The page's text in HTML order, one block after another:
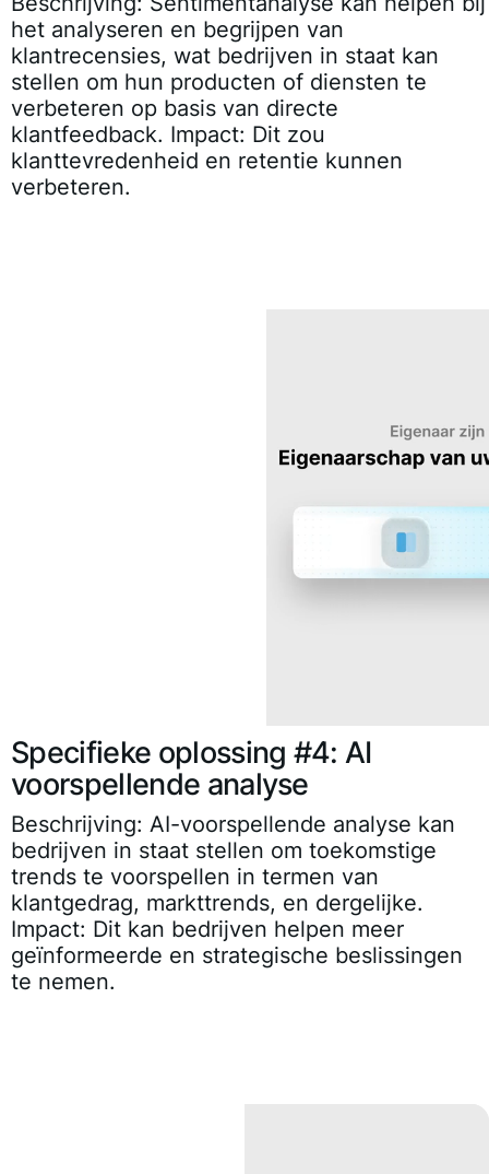
het analyseren en begrijpen van
klantrecensies, wat bedrijven in staat kan
stellen om hun producten of diensten te
verbeteren op basis van directe
klantfeedback. Impact: Dit zou
klanttevredenheid en retentie kunnen
verbeteren.
Specifieke oplossing #4: AI
voorspellende analyse
Beschrijving: AI-voorspellende analyse kan
bedrijven in staat stellen om toekomstige
trends te voorspellen in termen van
klantgedrag, markttrends, en dergelijke.
Impact: Dit kan bedrijven helpen meer
geïnformeerde en strategische beslissingen
te nemen.